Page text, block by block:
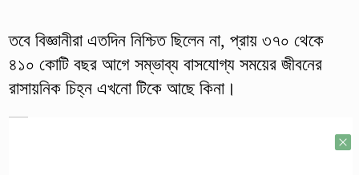
তবে বিজ্ঞানীরা এতদিন নিশ্চিত ছিলেন না, প্রায় ৩৭০ থেকে
৪১০ কোটি বছর আগে সম্ভাব্য বাসযোগ্য সময়ের জীবনের
রাসায়নিক চিহ্ন এখনো টিকে আছে কিনা।